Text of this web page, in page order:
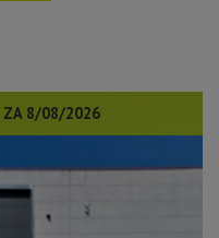
ZA 8/08/2026